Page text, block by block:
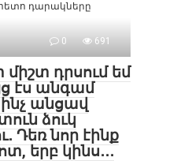
դարակները
0 691
միշտ դրսում եմ
էս անգամ
անցավ
ձուկ
Դեռ նոր էինք
երբ կինս․․․